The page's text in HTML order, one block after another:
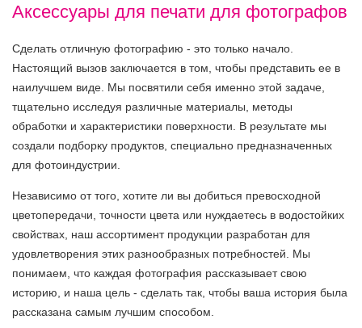
Аксессуары для печати для фотографов
Сделать отличную фотографию - это только начало.
Настоящий вызов заключается в том, чтобы представить ее в
наилучшем виде. Мы посвятили себя именно этой задаче,
тщательно исследуя различные материалы, методы
обработки и характеристики поверхности. В результате мы
создали подборку продуктов, специально предназначенных
для фотоиндустрии.
Независимо от того, хотите ли вы добиться превосходной
цветопередачи, точности цвета или нуждаетесь в водостойких
свойствах, наш ассортимент продукции разработан для
удовлетворения этих разнообразных потребностей. Мы
понимаем, что каждая фотография рассказывает свою
историю, и наша цель - сделать так, чтобы ваша история была
рассказана самым лучшим способом.